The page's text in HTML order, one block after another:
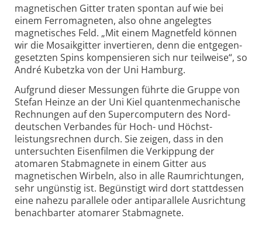
magnetischen Gitter traten spontan auf wie bei
einem Ferro­magneten, also ohne angelegtes
magnetisches Feld. „Mit einem Magnetfeld können
wir die Mosaik­gitter invertieren, denn die entgegen­
gesetzten Spins kompensieren sich nur teilweise“, so
André Kubetzka von der Uni Hamburg.
Aufgrund dieser Messungen führte die Gruppe von
Stefan Heinze an der Uni Kiel quanten­mechanische
Rechnungen auf den Super­computern des Nord­
deutschen Verbandes für Hoch- und Höchst­
leistungs­rechnen durch. Sie zeigen, dass in den
unter­suchten Eisen­filmen die Verkippung der
atomaren Stabmagnete in einem Gitter aus
magnetischen Wirbeln, also in alle Raum­richtungen,
sehr ungünstig ist. Begünstigt wird dort statt­dessen
eine nahezu parallele oder anti­parallele Aus­richtung
benach­barter atomarer Stabmagnete.